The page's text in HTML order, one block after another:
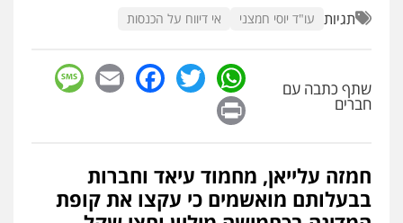
פשיעה כלכלית תעבורה
0505643689
פלילי פשיעה חמורה צווארון לבן
0526655833
תגיות עו"ד יוסי חמצני אי דיווח על הכנסות
שתף כתבה עם
חברים
WhatsApp
Twitter
Facebook
Email
חמזה עלייאן, מחמוד עיאד וחברות
בבעלותם מואשמים כי עקצו את קופת